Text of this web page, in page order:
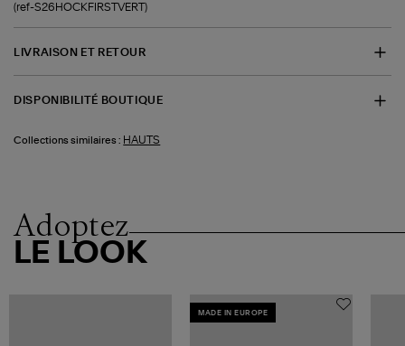
(ref-S26HOCKFIRSTVERT)
LIVRAISON ET RETOUR
DISPONIBILITÉ BOUTIQUE
Collections similaires : HAUTS
Adoptez
LE LOOK
MADE IN EUROPE